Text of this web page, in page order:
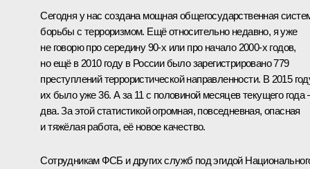
Сегодня у нас создана мощная общегосударственная
борьбы с терроризмом. Ещё относительно недавно, я уже
не говорю про середину 90-х или про начало 2000-х годов,
но ещё в 2010 году в России было зарегистрировано 779
преступлений террористической направленности. В 2015
их было уже 36. А за 11 с половиной месяцев текущего года
два. За этой статистикой огромная, повседневная, опасная
и тяжёлая работа, её новое качество.
Сотрудникам ФСБ и других служб под эгидой